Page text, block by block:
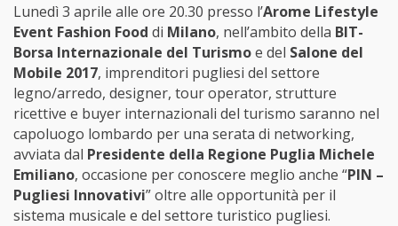
Lunedì 3 aprile alle ore 20.30 presso l’Arome Lifestyle
Event Fashion Food di Milano, nell’ambito della BIT-
Borsa Internazionale del Turismoe del Salone del
Mobile 2017, imprenditori pugliesi del settore
legno/arredo, designer, tour operator, strutture
ricettive e buyer internazionali del turismo saranno nel
capoluogo lombardo per una serata di networking,
avviata dal Presidente della Regione Puglia Michele
Emiliano, occasione per conoscere meglio anche “PIN –
Pugliesi Innovativi” oltre alle opportunità per il
sistema musicale e del settore turistico pugliesi.